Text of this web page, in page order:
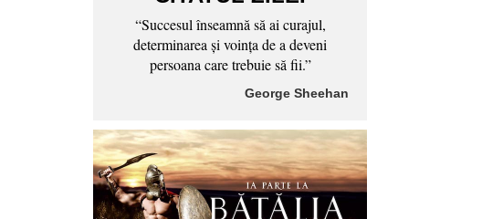
“Succesul înseamnă să ai curajul,
determinarea şi voinţa de a deveni
persoana care trebuie să fii.”
George Sheehan